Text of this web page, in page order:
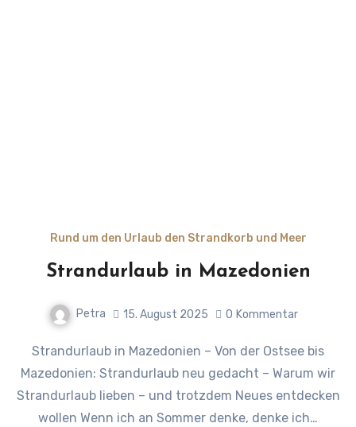
Rund um den Urlaub den Strandkorb und Meer
Strandurlaub in Mazedonien
Petra 15. August 2025 0 Kommentar
Strandurlaub in Mazedonien – Von der Ostsee bis
Mazedonien: Strandurlaub neu gedacht – Warum wir
Strandurlaub lieben – und trotzdem Neues entdecken
wollen Wenn ich an Sommer denke, denke ich…